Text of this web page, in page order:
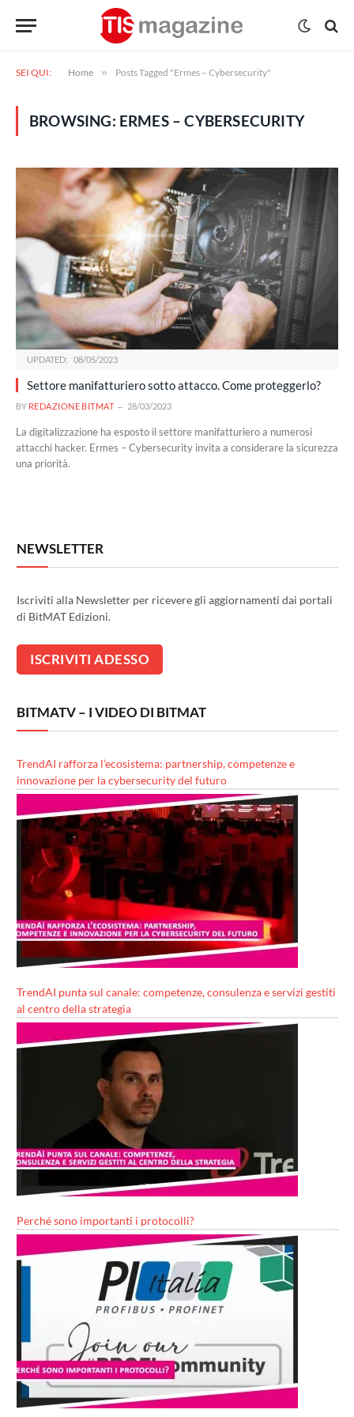
SEI QUI: Home » Posts Tagged "Ermes – Cybersecurity"
BROWSING: ERMES – CYBERSECURITY
UPDATED: 08/05/2023
Settore manifatturiero sotto attacco. Come proteggerlo?
BY REDAZIONE BITMAT 28/03/2023
La digitalizzazione ha esposto il settore manifatturiero a numerosi
attacchi hacker. Ermes – Cybersecurity invita a considerare la sicurezza
una priorità.
NEWSLETTER
Iscriviti alla Newsletter per ricevere gli aggiornamenti dai portali
di BitMAT Edizioni.
BITMATV – I VIDEO DI BITMAT
TrendAI rafforza l’ecosistema: partnership, competenze e
innovazione per la cybersecurity del futuro
TrendAI punta sul canale: competenze, consulenza e servizi gestiti
al centro della strategia
Perché sono importanti i protocolli?